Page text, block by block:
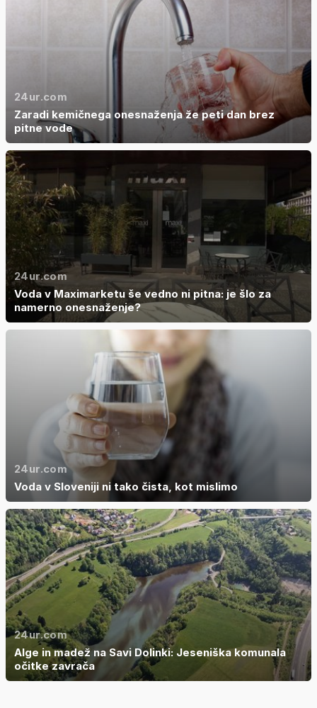
24ur.com
Zaradi kemičnega onesnaženja že peti dan brez
pitne vode
24ur.com
Voda v Maximarketu še vedno ni pitna: je šlo za
namerno onesnaženje?
24ur.com
Voda v Sloveniji ni tako čista, kot mislimo
24ur.com
Alge in madež na Savi Dolinki: Jeseniška komunala
očitke zavrača